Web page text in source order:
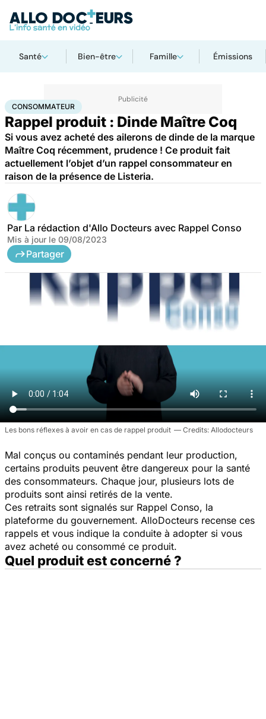
Santé Bien-être Famille Émissions
AccueilSantéConsommateur
CONSOMMATEUR
Rappel produit : Dinde Maître Coq
Si vous avez acheté des ailerons de dinde de la marque
Maître Coq récemment, prudence ! Ce produit fait
actuellement l’objet d’un rappel consommateur en
raison de la présence de Listeria.
Par La rédaction d'Allo Docteurs avec Rappel Conso
Mis à jour le 09/08/2023
Partager
Les bons réflexes à avoir en cas de rappel produit Allodocteurs
Mal conçus ou contaminés pendant leur production,
certains produits peuvent être dangereux pour la santé
des consommateurs. Chaque jour, plusieurs lots de
produits sont ainsi retirés de la vente.
Ces retraits sont signalés sur Rappel Conso, la
plateforme du gouvernement. AlloDocteurs recense ces
rappels et vous indique la conduite à adopter si vous
avez acheté ou consommé ce produit.
Quel produit est concerné ?